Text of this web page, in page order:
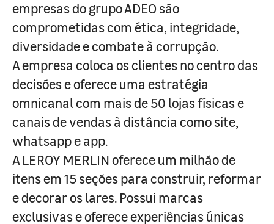
empresas do grupo ADEO são
comprometidas com ética, integridade,
diversidade e combate à corrupção.
A empresa coloca os clientes no centro das
decisões e oferece uma estratégia
omnicanal com mais de 50 lojas físicas e
canais de vendas à distância como site,
whatsapp e app.
A LEROY MERLIN oferece um milhão de
itens em 15 seções para construir, reformar
e decorar os lares. Possui marcas
exclusivas e oferece experiências únicas